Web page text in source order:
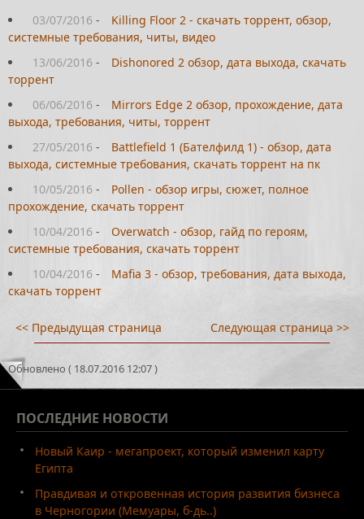
03/07/2016 -
Killing Floor 2 - скачать торрент, обзор,
системные требования, читы, видео
13/06/2016 -
Dishonored 2 обзор, дата выхода, скачать
торрент
06/06/2016 -
Mirrors Edge 2 обзор, прохождение, дата
выхода, требования, читы, торрент
27/05/2016 -
Battlefield 1 (Бателфилд 1) - обзор, дата
выхода, системные требования, скачать торрент на пк
10/05/2016 -
Pollen - обзор игры, сюжет, полное
прохождение, скачать торрент
10/04/2016 -
Overwatch - обзор, гайд по героям,
системные требования, скачать торрент
10/04/2016 -
Mafia 3 - обзор, требования, дата выхода,
скачать торрент
<< Предыдущая страница Следующая страница >>
Обновлено ( 18.07.2016 12:07 )
ПОСЛЕДНИЕ НОВОСТИ
Новый Каир - мегапроект, который изменил карту
Египта
Правдивая и откровенная история развития бизнеса
в Черногории (Мемуары, б-дь..)